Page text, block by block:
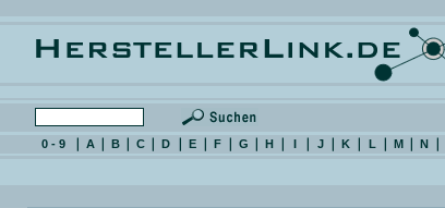
0 - 9 A B C D E F G H I J K L M N